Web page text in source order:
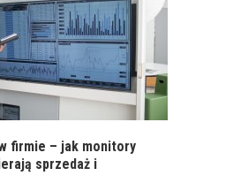
firmie – jak monitory
sprzedaż i